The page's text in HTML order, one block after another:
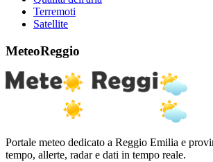
Terremoti
Satellite
MeteoReggio
Portale meteo dedicato a Reggio Emilia e
tempo, allerte, radar e dati in tempo reale.